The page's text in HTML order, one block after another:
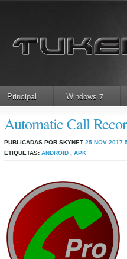
Principal Windows 7
Automatic Call
PUBLICADAS POR SKYNET 25 NOV 2017
ETIQUETAS: ANDROID APK